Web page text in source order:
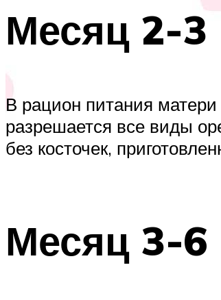
Месяц 2-3
В рацион питания
разрешается все виды
без косточек,
Месяц 3-6